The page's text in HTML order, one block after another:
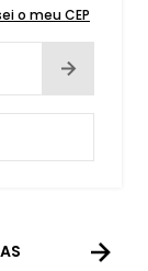
o meu CEP